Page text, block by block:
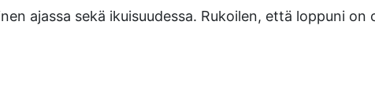
ajassa sekä ikuisuudessa. Rukoilen, että loppuni on